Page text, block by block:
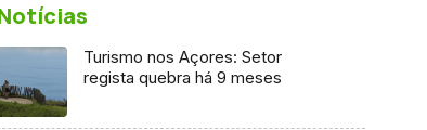
Turismo nos Açores: Setor
regista quebra há 9 meses